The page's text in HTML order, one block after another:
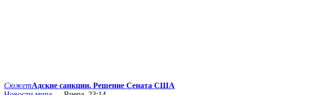
СюжетАдские санкции. Решение Сената США